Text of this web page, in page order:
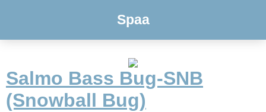
Spaa
Salmo Bass Bug-SNB
(Snowball Bug)